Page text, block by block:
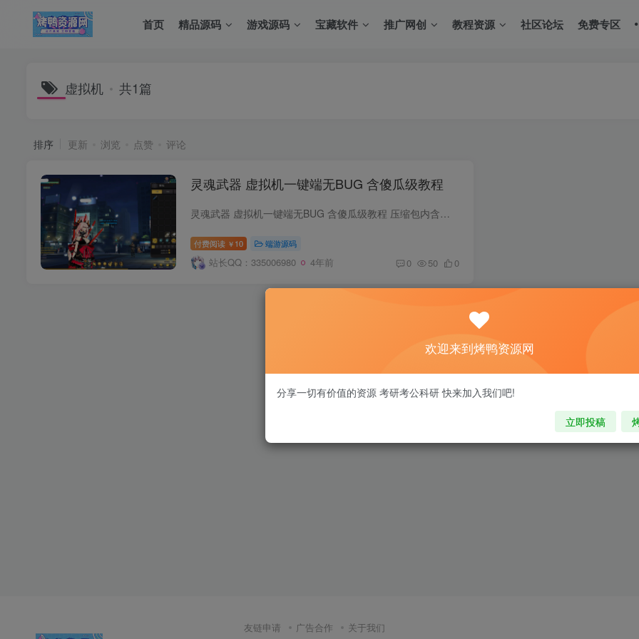
首页 精品源码 游戏源码 宝藏软件 推广网创 教程资源 社区论坛 免费专区
虚拟机 共1篇
排序 更新 浏览 点赞 评论
灵魂武器 虚拟机一键端无BUG 含傻瓜级教程
灵魂武器 虚拟机一键端无BUG 含傻瓜级教程 压缩包内含教程视频、已配置好的虚拟机、客户端及GM代码、物品代码和游玩攻略。保证可以顺畅开心游玩，经本人测试，虚拟机设置5G左右即可流畅运行。 ...
付费阅读 ￥ 10 端游源码
站长QQ：335006980 4年前 0 50 0
友链申请 广告合作 关于我们
欢迎来到烤鸭资源网
分享一切有价值的资源 考研考公科研 快来加入我们吧!
立即投稿